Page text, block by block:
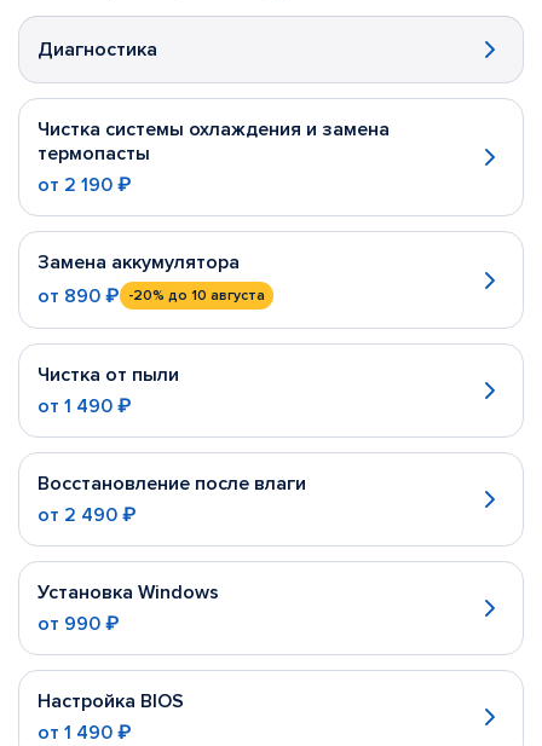
Диагностика
Чистка системы охлаждения и замена
термопасты
от 2 190 ₽
Замена аккумулятора
от 890 ₽ -20% до 10 августа
Чистка от пыли
от 1 490 ₽
Восстановление после влаги
от 2 490 ₽
Установка Windows
от 990 ₽
Настройка BIOS
от 1 490 ₽